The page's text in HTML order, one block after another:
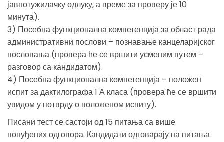
јавнотужилачку одлуку, а време за проверу је 10
минута).
3) Посебна функционална компетенција за област рада
административни послови – познавање канцеларијског
пословања (провера ће се вршити усменим путем –
разговор са кандидатом).
4) Посебна функционална компетенција – положен
испит за дактилографа 1 А класа (провера ће се вршити
увидом у потврду о положеном испиту).
Писани тест се састоји од 15 питања са више
понуђених одговора. Кандидати одговарају на питања